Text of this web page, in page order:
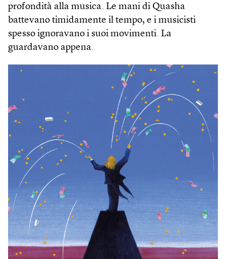
profondità alla musica. Le mani di Quasha
battevano timidamente il tempo, e i musicisti
spesso ignoravano i suoi movimenti. La
guardavano appena.